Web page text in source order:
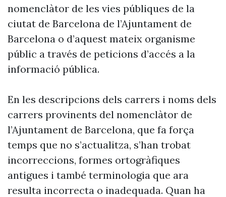
nomenclàtor de les vies públiques de la
ciutat de Barcelona de l’Ajuntament de
Barcelona o d’aquest mateix organisme
públic a través de peticions d’accés a la
informació pública.
En les descripcions dels carrers i noms dels
carrers provinents del nomenclàtor de
l’Ajuntament de Barcelona, que fa força
temps que no s’actualitza, s’han trobat
incorreccions, formes ortogràfiques
antigues i també terminologia que ara
resulta incorrecta o inadequada. Quan ha